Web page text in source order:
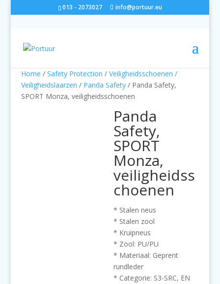
013 - 2073027 info@portuur.eu
Home / Safety Protection / Veiligheidsschoenen /
Veiligheidslaarzen / Panda Safety/ Panda Safety,
SPORT Monza, veiligheidsschoenen
Panda
Safety,
SPORT
Monza,
veiligheidss
choenen
* Stalen neus
* Stalen zool
* Kruipneus
* Zool: PU/PU
* Materiaal: Geprent
rundleder
* Categorie: S3-SRC, EN